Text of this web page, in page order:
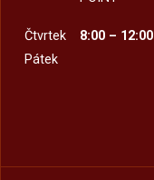
Čtvrtek
8:00 – 12:00
Pátek